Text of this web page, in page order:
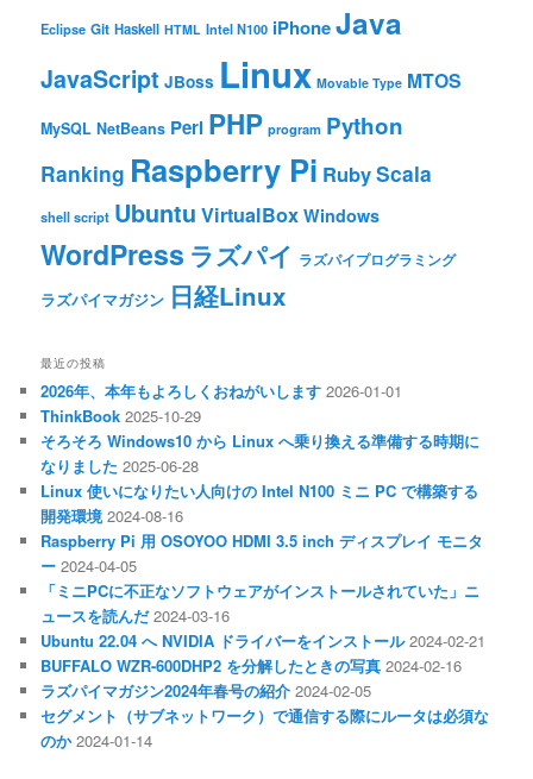
Eclipse Git Haskell HTML Intel N100 iPhoneJava
JavaScript JBoss Linux Movable Type MTOS
MySQL NetBeans Perl PHP program Python
Ranking Raspberry Pi RubyScala
shell script Ubuntu VirtualBox Windows
WordPress ラズパイ ラズパイプログラミング
ラズパイマガジン 日経Linux
最近の投稿
2026年、本年もよろしくおねがいします 2026-01-01
ThinkBook 2025-10-29
そろそろ Windows10 から Linux へ乗り換える準備する時期に
なりました 2025-06-28
Linux 使いになりたい人向けの Intel N100 ミニ PC で構築する
開発環境 2024-08-16
Raspberry Pi 用 OSOYOO HDMI 3.5 inch ディスプレイ モニタ
ー 2024-04-05
「ミニPCに不正なソフトウェアがインストールされていた」ニ
ュースを読んだ 2024-03-16
Ubuntu 22.04 へ NVIDIA ドライバーをインストール 2024-02-21
BUFFALO WZR-600DHP2 を分解したときの写真 2024-02-16
ラズパイマガジン2024年春号の紹介 2024-02-05
セグメント（サブネットワーク）で通信する際にルータは必須な
のか 2024-01-14